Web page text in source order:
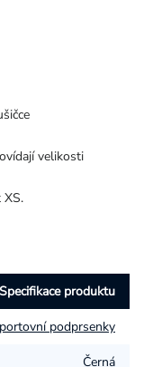
velikosti
XS.
Specifikace produktu
podprsenky
Černá